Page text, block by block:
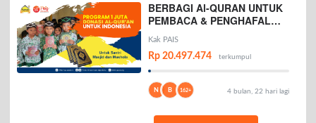
BERBAGI Al-QURAN UNTUK
PEMBACA & PENGHAFAL
AL-QURAN
Kak PAIS
Rp 20.497.474 terkumpul
N B 162+ 4 bulan, 22 hari lagi